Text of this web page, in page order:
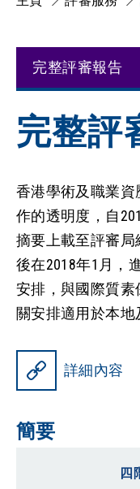
完整評審報告
完整評
香港學術及職業資
作的透明度，自
摘要上載至評審
後在2018年1月，
安排，與國際質
關安排適用於本地
詳細內容
簡要
四